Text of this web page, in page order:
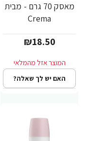
מאסק 70 גרם - מבית
Crema
₪18.50
האם יש לך שאלה?